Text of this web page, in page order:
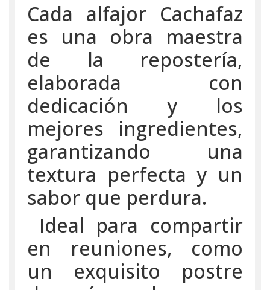
Cada alfajor Cachafaz
es una obra maestra
de la repostería,
elaborada con
dedicación y los
mejores ingredientes,
garantizando una
textura perfecta y un
sabor que perdura.
Ideal para compartir
en reuniones, como
un exquisito postre